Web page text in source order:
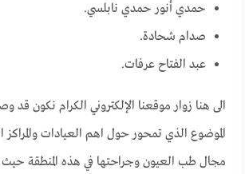
حمدي أنور حمدي نابلسي.
صدام شحادة.
عبد الفتاح عرفات.
الى هنا زوار موقعنا الإلكتروني الكرام نكون قد
الموضوع الذي تمحور حول اهم العيادات والمراكز
مجال طب العيون وجراحتها في هذه المنطقة حيث